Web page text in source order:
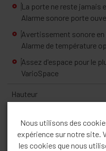
La porte ne reste jamais
Alarme sonore porte
Avertissement sonore en
Alarme de température
Assez d'espace pour le
VarioSpace
Hauteur
Profondeur
Nous utilisons des
expérience sur notre site.
les cookies que nous